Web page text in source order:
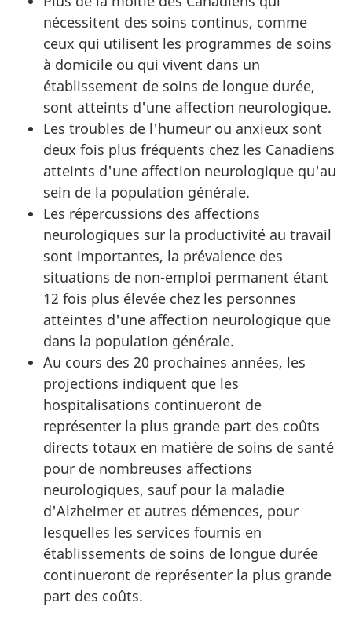
nécessitent des soins continus, comme
ceux qui utilisent les programmes de soins
à domicile ou qui vivent dans un
établissement de soins de longue durée,
sont atteints d'une affection neurologique.
Les troubles de l'humeur ou anxieux sont
deux fois plus fréquents chez les Canadiens
atteints d'une affection neurologique qu'au
sein de la population générale.
Les répercussions des affections
neurologiques sur la productivité au travail
sont importantes, la prévalence des
situations de non-emploi permanent étant
12 fois plus élevée chez les personnes
atteintes d'une affection neurologique que
dans la population générale.
Au cours des 20 prochaines années, les
projections indiquent que les
hospitalisations continueront de
représenter la plus grande part des coûts
directs totaux en matière de soins de santé
pour de nombreuses affections
neurologiques, sauf pour la maladie
d'Alzheimer et autres démences, pour
lesquelles les services fournis en
établissements de soins de longue durée
continueront de représenter la plus grande
part des coûts.